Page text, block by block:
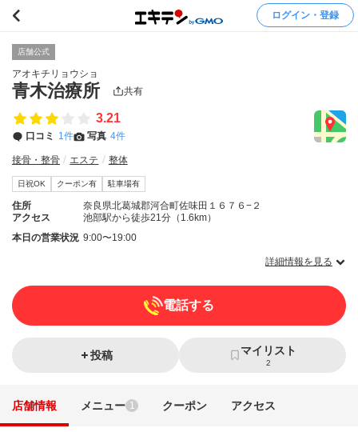
ログイン・登録
店舗公式
アオキチリョウショ
青木治療所 共有
3.21
口コミ 1件 写真 4件
接骨・整骨 エステ 整体
日祝OK クーポン有 駐車場有
住所
奈良県北葛城郡河合町佐味田１６７６−２
アクセス
池部駅から徒歩21分（1.6km）
本日の営業状況 9:00〜19:00
詳細情報を見る
電話する
投稿 マイリスト
2
店舗情報 メニュー 1 クーポン アクセス